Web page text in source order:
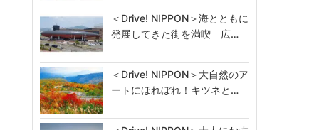
＜Drive! NIPPON＞海とともに
発展してきた街を満喫 広…
＜Drive! NIPPON＞大自然のア
ートにほれぼれ！キツネと…